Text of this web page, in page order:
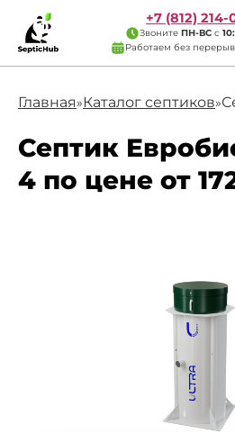
+7 (812) 214-
Звоните ПН-ВС с
Работаем без
Главная»Каталог септиков»
Септик
4 по цене от